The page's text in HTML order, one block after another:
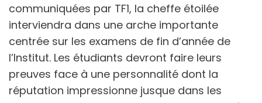
communiquées par TF1, la cheffe étoilée
interviendra dans une arche importante
centrée sur les examens de fin d’année de
l’Institut. Les étudiants devront faire leurs
preuves face à une personnalité dont la
réputation impressionne jusque dans les